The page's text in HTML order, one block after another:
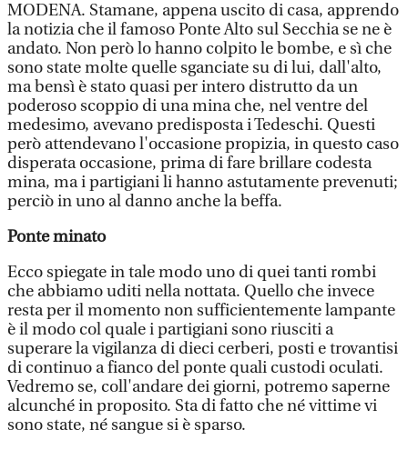
MODENA. Stamane, appena uscito di casa, apprendo
la notizia che il famoso Ponte Alto sul Secchia se ne è
andato. Non però lo hanno colpito le bombe, e sì che
sono state molte quelle sganciate su di lui, dall'alto,
ma bensì è stato quasi per intero distrutto da un
poderoso scoppio di una mina che, nel ventre del
medesimo, avevano predisposta i Tedeschi. Questi
però attendevano l'occasione propizia, in questo caso
disperata occasione, prima di fare brillare codesta
mina, ma i partigiani li hanno astutamente prevenuti;
perciò in uno al danno anche la beffa.
Ponte minato
Ecco spiegate in tale modo uno di quei tanti rombi
che abbiamo uditi nella nottata. Quello che invece
resta per il momento non sufficientemente lampante
è il modo col quale i partigiani sono riusciti a
superare la vigilanza di dieci cerberi, posti e trovantisi
di continuo a fianco del ponte quali custodi oculati.
Vedremo se, coll'andare dei giorni, potremo saperne
alcunché in proposito. Sta di fatto che né vittime vi
sono state, né sangue si è sparso.